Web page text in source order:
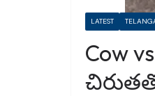
LATEST
Cow